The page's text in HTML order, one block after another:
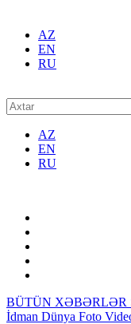
AZ
EN
RU
AZ
EN
RU
BÜTÜN XƏBƏRLƏR
İdman Dünya Foto